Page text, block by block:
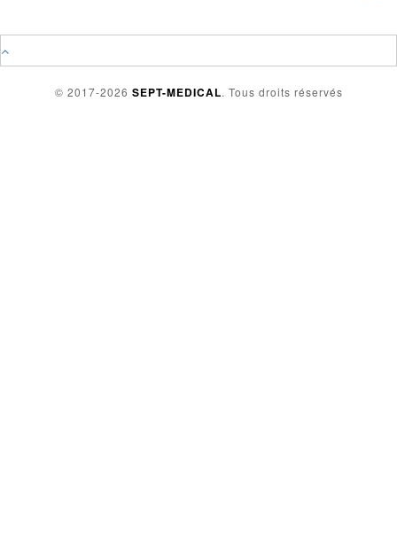
© 2017-2026 SEPT-MEDICAL. Tous droits réservés